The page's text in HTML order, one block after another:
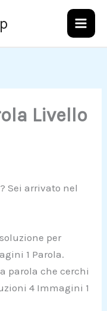
Livello
Sei arrivato nel
per
1 Parola.
parola che cerchi
4 Immagini 1